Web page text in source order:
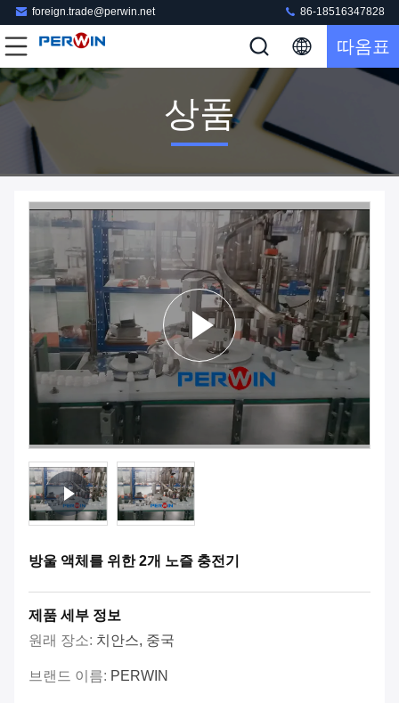
foreign.trade@perwin.net 86-18516347828
따옴표
상품
방울 액체를 위한 2개 노즐 충전기
제품 세부 정보
원래 장소: 치안스, 중국
브랜드 이름: PERWIN